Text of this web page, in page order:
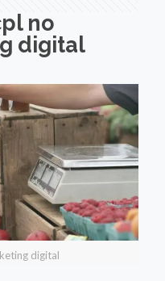
no
digital
digital